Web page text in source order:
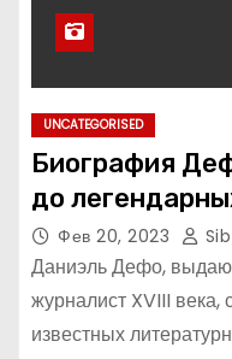
UNCATEGORISED
Биография
до
Фев 20, 2023
Даниэль Дефо,
журналист XVIII
известных